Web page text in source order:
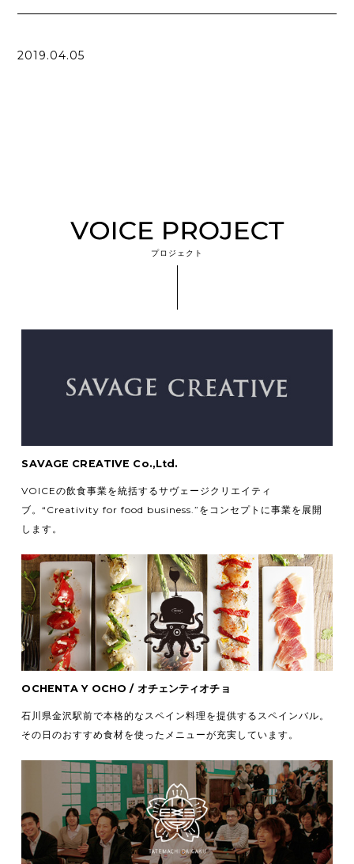
2019.04.05
プロジェクト
SAVAGE CREATIVE Co.,Ltd.
VOICEの飲食事業を統括するサヴェージクリエイティ
ブ。“Creativity for food business.”をコンセプトに事業を展開
します。
OCHENTA Y OCHO / オチェンティオチョ
石川県金沢駅前で本格的なスペイン料理を提供するスペインバル。
その日のおすすめ食材を使ったメニューが充実しています。